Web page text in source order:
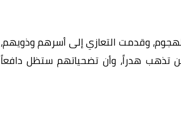
وقدمت التعازي إلى أسرهم وذويهم،
تذهب هدراً، وأن تضحياتهم ستظل دافعاً